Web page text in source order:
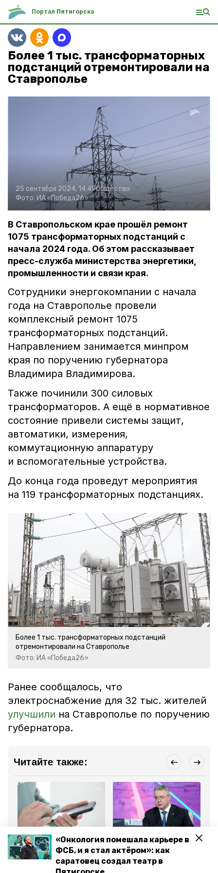
«Онкология помешала карьере в
ФСБ, и я стал актёром»: как
саратовец создал театр в
Портал Пятигорска
Более 1 тыс. трансформаторных
подстанций отремонтировали на
Ставрополье
25 сентября 2024, 14:49Общество
Фото: ИА «Победа26»
В Ставропольском крае прошёл ремонт
1075 трансформаторных подстанций с
начала 2024 года. Об этом рассказывает
пресс-служба министерства энергетики,
промышленности и связи края.
Сотрудники энергокомпании с начала
года на Ставрополье провели
комплексный ремонт 1075
трансформаторных подстанций.
Направлением занимается минпром
края по поручению губернатора
Владимира Владимирова.
Также починили 300 силовых
трансформаторов. А ещё в нормативное
состояние привели системы защит,
автоматики, измерения,
коммутационную аппаратуру
и вспомогательные устройства.
До конца года проведут мероприятия
на 119 трансформаторных подстанциях.
Более 1 тыс. трансформаторных подстанций
отремонтировали на Ставрополье
Фото: ИА «Победа26»
Ранее сообщалось, что
электроснабжение для 32 тыс. жителей
улучшили на Ставрополье по поручению
губернатора.
Читайте также:
Общество
23 сентября 2024, 17:34
Бесплатная горячая
линия по
общественному
17 сентября 2024, 20:29
Глава Ставрополья
поставил задачу решить
вопрос с освещением в